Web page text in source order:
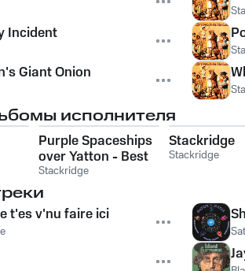
Incident
Giant Onion
исполнителя
Purple Spaceships
over Yatton - Best
of
Stackridge
Stackridge
Stackridge
t'es v'nu faire ici